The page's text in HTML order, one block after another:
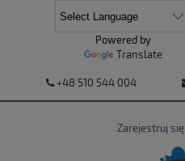
+48 510 544 004
Zarejestruj się
Powered by
Translate